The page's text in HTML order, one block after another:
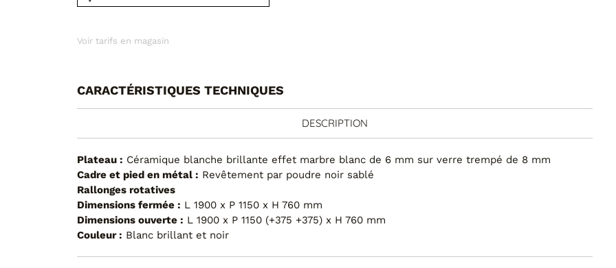
Voir tarifs en magasin
CARACTÉRISTIQUES TECHNIQUES
DESCRIPTION
Plateau : Céramique blanche brillante effet marbre blanc de 6 mm sur verre trempé de 8 mm
Cadre et pied en métal : Revêtement par poudre noir sablé
Rallonges rotatives
Dimensions fermée : L 1900 x P 1150 x H 760 mm
Dimensions ouverte : L 1900 x P 1150 (+375 +375) x H 760 mm
Couleur : Blanc brillant et noir